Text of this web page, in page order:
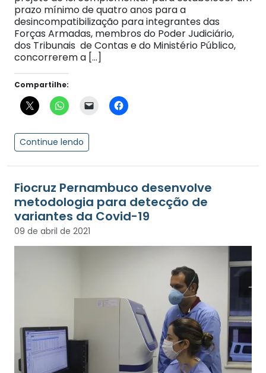
prazo mínimo de quatro anos para a
desincompatibilização para integrantes das
Forças Armadas, membros do Poder Judiciário,
dos Tribunais de Contas e do Ministério Público,
concorrerem a […]
Compartilhe:
Continue lendo
Fiocruz Pernambuco desenvolve
metodologia para detecção de
variantes da Covid-19
09 de abril de 2021